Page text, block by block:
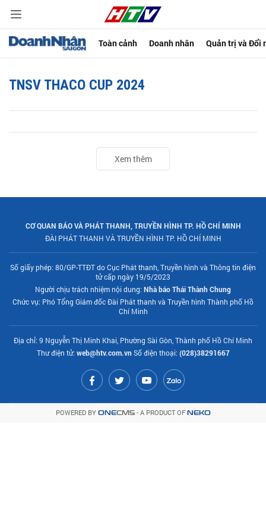
Toàn cảnh Doanh nhân Quản trị và Đổi
TNSV THACO CUP 2024
Xem thêm
CƠ QUAN BÁO VÀ PHÁT THANH, TRUYỀN HÌNH TP. HỒ CHÍ MINH
ĐÀI PHÁT THANH VÀ TRUYỀN HÌNH TP. HỒ CHÍ MINH
Số giấy phép: 80/GP-TTĐT do Cục Phát thanh, Truyền hình và Thông tin điện
tử cấp ngày 19/5/2023
Người chịu trách nhiệm nội dung: Nhà báo Thái Thành Chung
Chức vụ: Phó Tổng Giám đốc Đài Phát thanh và Truyền hình Thành phố Hồ
Chí Minh
Địa chỉ: 9 Nguyễn Thị Minh Khai, Phường Sài Gòn, Thành phố Hồ Chí Minh
Thư điện tử: web@htv.com.vnSố điện thoại: (028)38291667
POWERED BY ONECMS- A PRODUCT OF NEKO